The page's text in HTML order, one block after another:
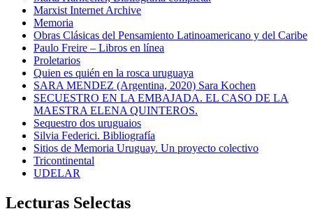
Marxist Internet Archive
Memoria
Obras Clásicas del Pensamiento Latinoamericano y del Caribe
Paulo Freire – Libros en línea
Proletarios
Quien es quién en la rosca uruguaya
SARA MENDEZ (Argentina, 2020) Sara Kochen
SECUESTRO EN LA EMBAJADA. EL CASO DE LA
MAESTRA ELENA QUINTEROS.
Sequestro dos uruguaios
Silvia Federici. Bibliografía
Sitios de Memoria Uruguay. Un proyecto colectivo
Tricontinental
UDELAR
Lecturas Selectas